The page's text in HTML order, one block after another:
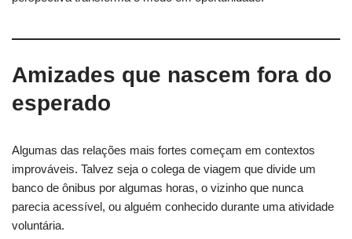
Amizades que nascem fora do
esperado
Algumas das relações mais fortes começam em contextos
improváveis. Talvez seja o colega de viagem que divide um
banco de ônibus por algumas horas, o vizinho que nunca
parecia acessível, ou alguém conhecido durante uma atividade
voluntária.